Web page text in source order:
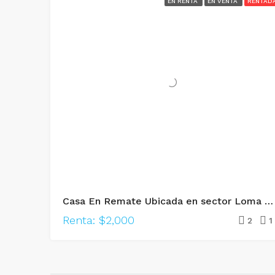
Casa En Remate Ubicada en sector Loma Real III, Torreón, Coahuila
Renta: $2,000 2 1